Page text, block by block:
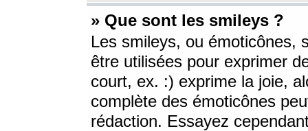
» Que sont les smileys ?
Les smileys, ou émoticônes,
être utilisées pour exprimer
court, ex. :) exprime la joie,
complète des émoticônes
rédaction. Essayez